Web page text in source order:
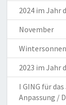
2024 im Jahr
November
2023 im Jahr
I GING für
Anpassung /